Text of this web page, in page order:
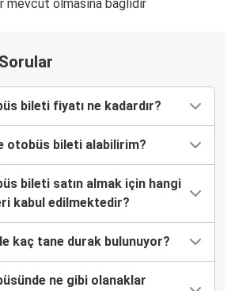
olmasına bağlıdır
bileti fiyatı ne kadardır?
otobüs bileti alabilirim?
bileti satın almak için hangi
kabul edilmektedir?
kaç tane durak bulunuyor?
ne gibi olanaklar